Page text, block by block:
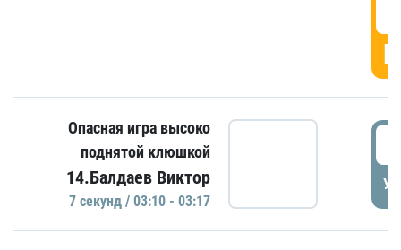
Опасная игра высоко
поднятой клюшкой
14.Балдаев Виктор
7 секунд / 03:10 - 03:17